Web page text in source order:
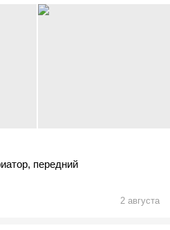
, передний
2 августа